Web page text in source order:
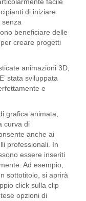
facile
di iniziare
senza
beneficiare delle
creare progetti
animazioni 3D,
stata sviluppata
e
grafica animata,
curva di
anche ai
professionali. In
essere inseriti
Ad esempio,
sottotitolo, si aprirà
click sulla clip
opzioni di